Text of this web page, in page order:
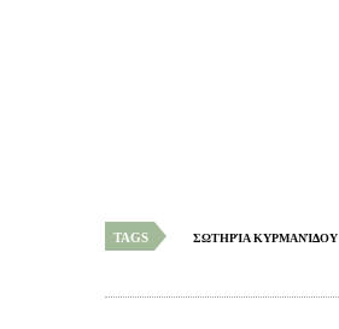
TAGS ΣΩΤΗΡΊΑ ΚΥΡΜΑΝΊΔΟΥ